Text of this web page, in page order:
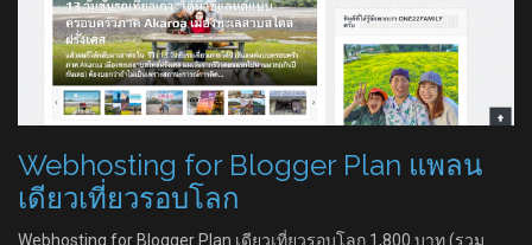
Webhosting for Blogger Plan แพลน
เดียวเที่ยวรอบโลก
Webhosting for Blogger Plan เดียวเที่ยวรอบโลก 1,800 บาท (รวม